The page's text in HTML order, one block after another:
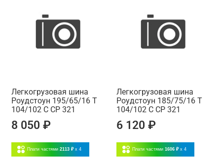
Легкогрузовая шина
Роудстоун 195/65/16 T
104/102 C CP 321
8 050 ₽
Плати частями 2113 ₽ x 4
Легкогрузовая шина
Роудстоун 185/75/16 T
104/102 C CP 321
6 120 ₽
Плати частями 1606 ₽ x 4